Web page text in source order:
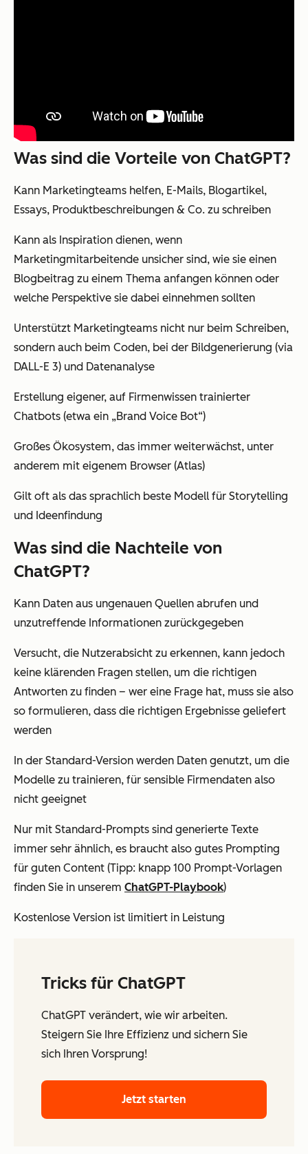
Was sind die Vorteile von ChatGPT?
Kann Marketingteams helfen, E-Mails, Blogartikel,
Essays, Produktbeschreibungen & Co. zu schreiben
Kann als Inspiration dienen, wenn
Marketingmitarbeitende unsicher sind, wie sie einen
Blogbeitrag zu einem Thema anfangen können oder
welche Perspektive sie dabei einnehmen sollten
Unterstützt Marketingteams nicht nur beim Schreiben,
sondern auch beim Coden, bei der Bildgenerierung (via
DALL-E 3) und Datenanalyse
Erstellung eigener, auf Firmenwissen trainierter
Chatbots (etwa ein „Brand Voice Bot“)
Großes Ökosystem, das immer weiterwächst, unter
anderem mit eigenem Browser (Atlas)
Gilt oft als das sprachlich beste Modell für Storytelling
und Ideenfindung
Was sind die Nachteile von
ChatGPT?
Kann Daten aus ungenauen Quellen abrufen und
unzutreffende Informationen zurückgegeben
Versucht, die Nutzerabsicht zu erkennen, kann jedoch
keine klärenden Fragen stellen, um die richtigen
Antworten zu finden – wer eine Frage hat, muss sie also
so formulieren, dass die richtigen Ergebnisse geliefert
werden
In der Standard-Version werden Daten genutzt, um die
Modelle zu trainieren, für sensible Firmendaten also
nicht geeignet
Nur mit Standard-Prompts sind generierte Texte
immer sehr ähnlich, es braucht also gutes Prompting
für guten Content (Tipp: knapp 100 Prompt-Vorlagen
finden Sie in unserem ChatGPT-Playbook)
Kostenlose Version ist limitiert in Leistung
Tricks für ChatGPT
ChatGPT verändert, wie wir arbeiten.
Steigern Sie Ihre Effizienz und sichern Sie
sich Ihren Vorsprung!
Jetzt starten